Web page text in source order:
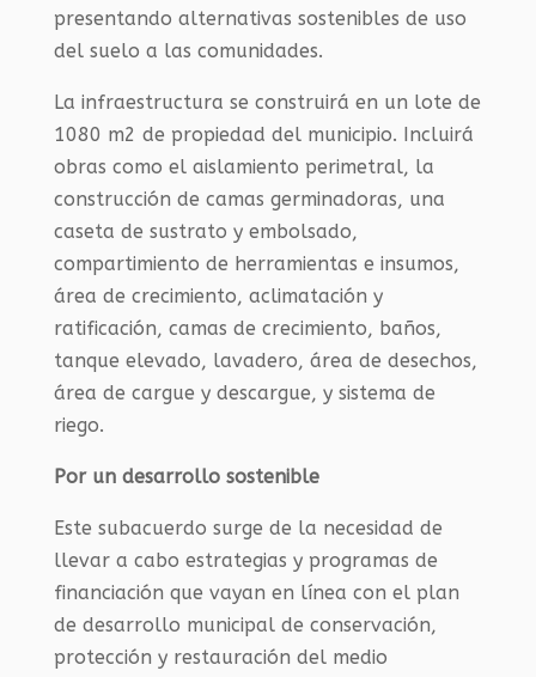
presentando alternativas sostenibles de uso
del suelo a las comunidades.
La infraestructura se construirá en un lote de
1080 m2 de propiedad del municipio. Incluirá
obras como el aislamiento perimetral, la
construcción de camas germinadoras, una
caseta de sustrato y embolsado,
compartimiento de herramientas e insumos,
área de crecimiento, aclimatación y
ratificación, camas de crecimiento, baños,
tanque elevado, lavadero, área de desechos,
área de cargue y descargue, y sistema de
riego.
Por un desarrollo sostenible
Este subacuerdo surge de la necesidad de
llevar a cabo estrategias y programas de
financiación que vayan en línea con el plan
de desarrollo municipal de conservación,
protección y restauración del medio